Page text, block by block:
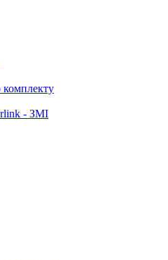
- ЗМІ